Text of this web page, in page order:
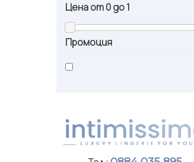
Цена от0до1
Промоция